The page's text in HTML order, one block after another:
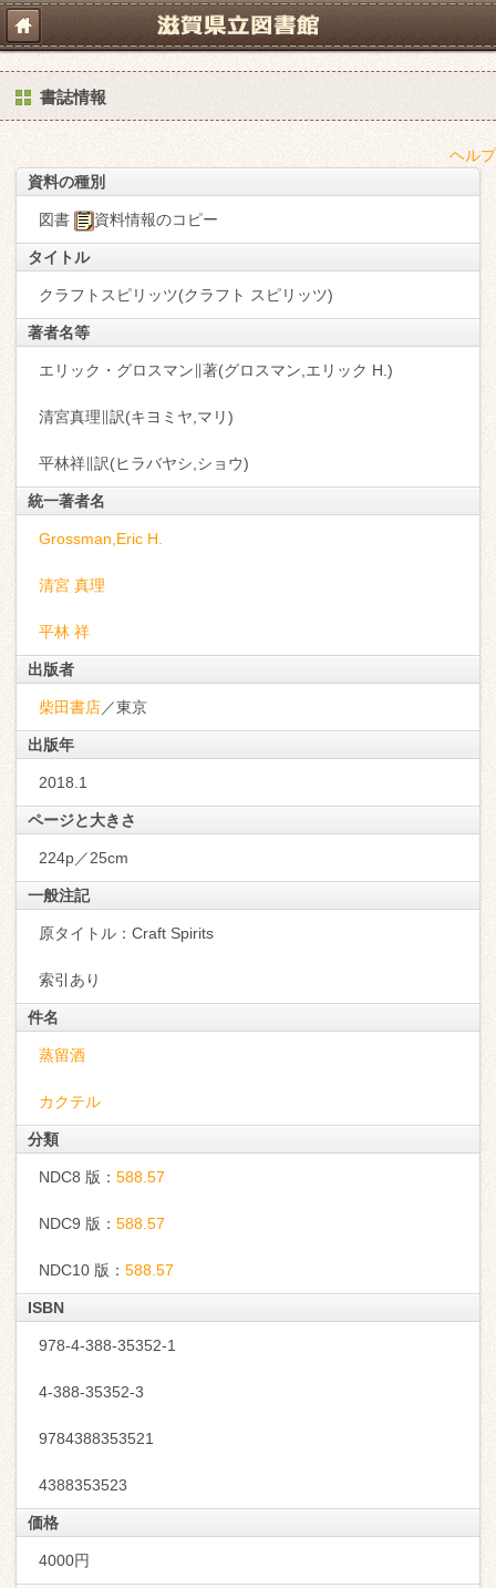
書誌情報
ヘルプ
資料の種別
図書 資料情報のコピー
タイトル
クラフトスピリッツ(クラフト スピリッツ)
著者名等
エリック・グロスマン∥著(グロスマン,エリック H.)
清宮真理∥訳(キヨミヤ,マリ)
平林祥∥訳(ヒラバヤシ,ショウ)
統一著者名
Grossman,Eric H.
清宮 真理
平林 祥
出版者
柴田書店／東京
出版年
2018.1
ページと大きさ
224p／25cm
一般注記
原タイトル：Craft Spirits
索引あり
件名
蒸留酒
カクテル
分類
NDC8 版： 588.57
NDC9 版： 588.57
NDC10 版： 588.57
ISBN
978-4-388-35352-1
4-388-35352-3
9784388353521
4388353523
価格
4000円